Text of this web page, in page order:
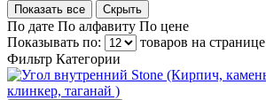
Показать все Скрыть
По дате По алфавиту По цене
Показывать по:
товаров на странице
Фильтр Категории